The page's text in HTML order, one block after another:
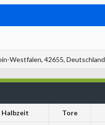
Westfalen, 42655, Deutschland
Halbzeit Tore